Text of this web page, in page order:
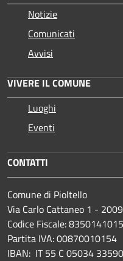
Notizie
Comunicati
Avvisi
VIVERE IL COMUNE
Luoghi
Eventi
CONTATTI
Comune di Pioltello
Via Carlo Cattaneo 1 -
Codice Fiscale:
Partita IVA: 00870010154
IBAN: IT 55 C 05034